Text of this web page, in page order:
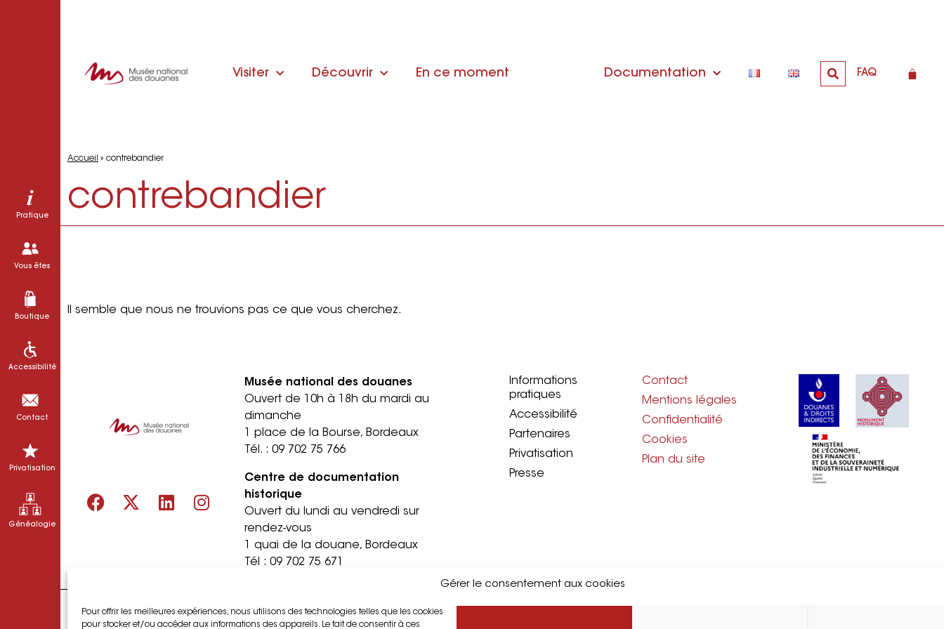
Gérer le consentement aux cookies
Pour offrir les meilleures expériences, nous utilisons des technologies telles que les cookies
pour stocker et/ou accéder aux informations des appareils. Le fait de consentir à ces
Pratique
Vous êtes
Boutique
Accessibilité
Contact
Privatisation
Généalogie
Visiter Découvrir En ce moment Documentation FAQ
Accueil » contrebandier
contrebandier
Il semble que nous ne trouvions pas ce que vous cherchez.
Musée national des douanes
Ouvert de 10h à 18h du mardi au
dimanche
1 place de la Bourse, Bordeaux
Tél. : 09 702 75 766
Centre de documentation
historique
Ouvert du lundi au vendredi sur
rendez-vous
1 quai de la douane, Bordeaux
Tél : 09 702 75 671
Informations
pratiques
Accessibilité
Partenaires
Privatisation
Presse
Contact
Mentions légales
Confidentialité
Cookies
Plan du site